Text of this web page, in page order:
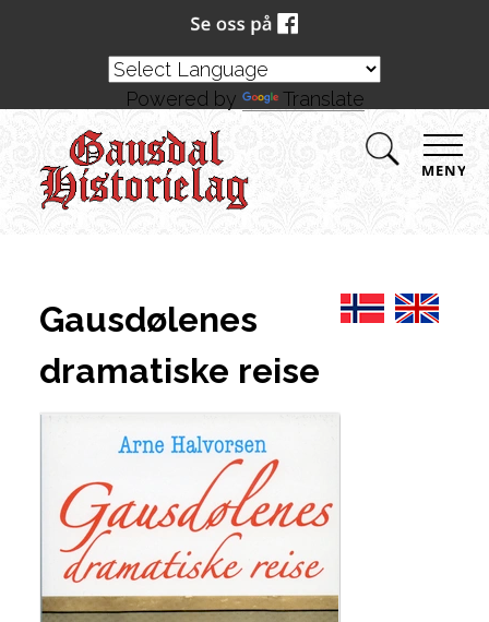
MENY
Gausdølenes
dramatiske reise
Powered by Translate